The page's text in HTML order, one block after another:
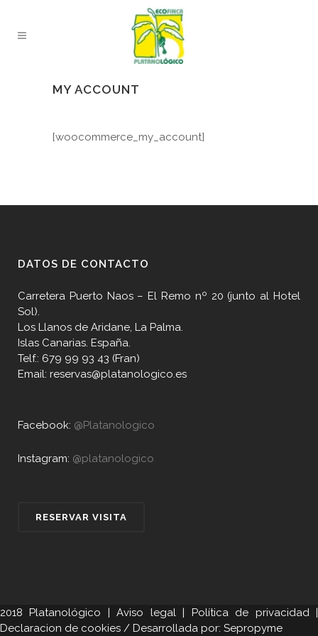
MY ACCOUNT
[woocommerce_my_account]
DATOS DE CONTACTO
Carretera Puerto Naos – El Remo nº 20 (junto al Hotel
Sol).
Los Llanos de Aridane, La Palma.
Islas Canarias. España.
Telf.: 679 99 93 43 (Fran)
Email: reservas@platanologico.es
Facebook: @Platanologico
Instagram: @platanologico
RESERVAR VISITA
2018 Platanológico |Aviso legal| Política de privacidad|
Declaracion de cookies / Desarrollada por: Sepropyme